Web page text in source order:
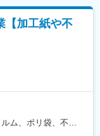
の運営
【加工紙や不
ム、ポリ袋、不織